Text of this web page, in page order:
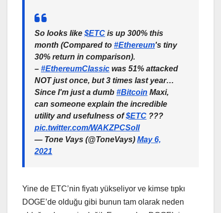
So looks like $ETC is up 300% this
month (Compared to #Ethereum's tiny
30% return in comparison).
– #EthereumClassic was 51% attacked
NOT just once, but 3 times last year…
Since I'm just a dumb #Bitcoin Maxi,
can someone explain the incredible
utility and usefulness of$ETC ???
pic.twitter.com/WAKZPCSolI
— Tone Vays (@ToneVays) May 6,
2021
Yine de ETC’nin fiyatı yükseliyor ve kimse tıpkı
DOGE’de olduğu gibi bunun tam olarak neden